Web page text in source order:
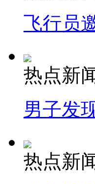
飞行员
热点新
男子发
热点新